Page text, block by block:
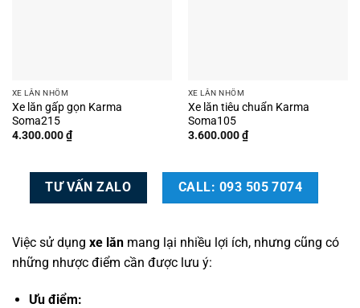
XE LĂN NHÔM
Xe lăn gấp gọn Karma
Soma215
4.300.000₫
XE LĂN NHÔM
Xe lăn tiêu chuẩn Karma
Soma105
3.600.000₫
TƯ VẤN ZALO CALL: 093 505 7074
Việc sử dụng xe lăn mang lại nhiều lợi ích, nhưng cũng có
những nhược điểm cần được lưu ý:
Ưu điểm: